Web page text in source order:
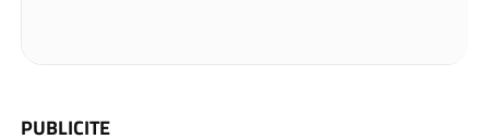
PUBLICITE